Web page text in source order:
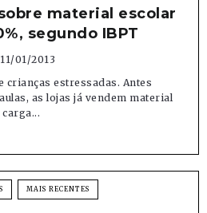
material escolar
segundo IBPT
11/01/2013
crianças estressadas. Antes
as lojas já vendem material
MAIS RECENTES